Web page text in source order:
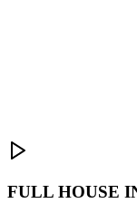
FULL HOUSE